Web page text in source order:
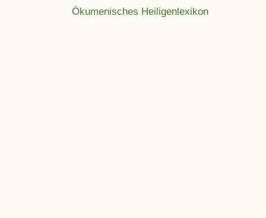
Ökumenisches Heiligenlexikon